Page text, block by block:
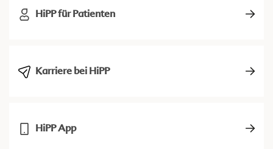
HiPP für Patienten
Karriere bei HiPP
HiPP App